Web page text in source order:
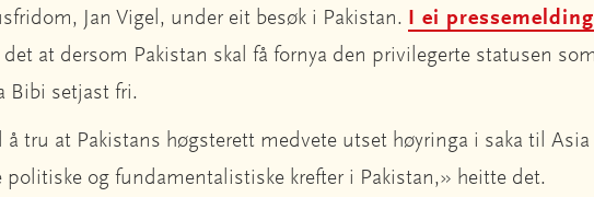
Jan Vigel, under eit besøk i Pakistan. I ei pressemelding
det at dersom Pakistan skal få fornya den privilegerte statusen som
Bibi setjast fri.
tru at Pakistans høgsterett medvete utset høyringa i saka til Asia
politiske og fundamentalistiske krefter i Pakistan,» heitte det.